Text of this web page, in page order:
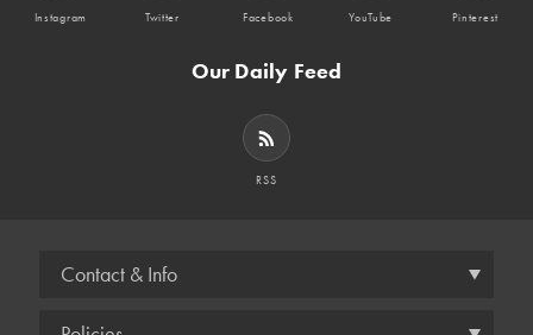
Instagram Twitter Facebook YouTube Pinterest
Our Daily Feed
RSS
Contact & Info